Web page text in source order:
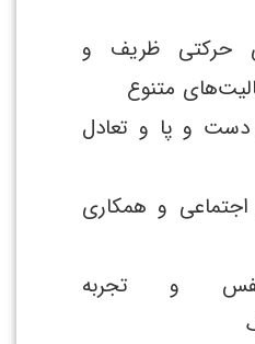
حرکتی ظریف و
متنوع
دست و پا و تعادل
و همکاری
و تجربه